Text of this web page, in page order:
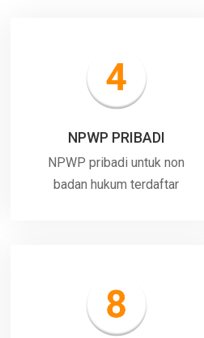
NPWP PRIBADI
NPWP pribadi untuk non
badan hukum terdaftar